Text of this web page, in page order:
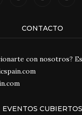
CONTACTO
con nosotros?
EVENTOS CUBIERTOS